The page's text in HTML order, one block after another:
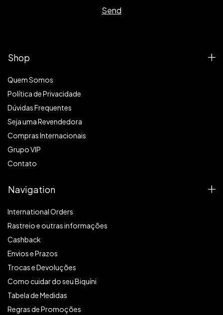
Shop
Quem Somos
Política de Privacidade
Dúvidas Frequentes
Seja uma Revendedora
Compras Internacionais
Grupo VIP
Contato
Navigation
International Orders
Rastreio e outras informações
Cashback
Envios e Prazos
Trocas e Devoluções
Como cuidar do seu Biquíni
Tabela de Medidas
Regras de Promoções